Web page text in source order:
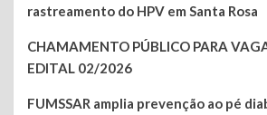
rastreamento do HPV em Santa Rosa
CHAMAMENTO PÚBLICO PARA
EDITAL 02/2026
FUMSSAR amplia prevenção ao pé